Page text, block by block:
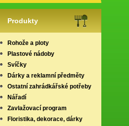
Produkty
Rohože a ploty
Plastové nádoby
Svíčky
Dárky a reklamní předměty
Ostatní zahrádkářské potřeby
Nářadí
Zavlažovací program
Floristika, dekorace, dárky